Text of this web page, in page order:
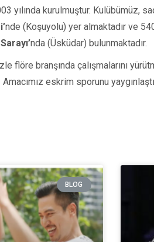
yılında kurulmuştur.
nde (Koşuyolu) yer almaktadır ve
nda (Üsküdar) bulunmaktadır.
flöre branşında çalışmalarını
eskrim sporunu
BLOG